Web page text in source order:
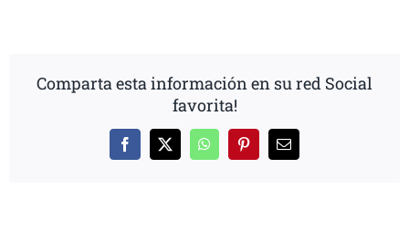
Comparta esta información en su red Social
favorita!
Facebook
X WhatsAppPinterestCorreo
electrónico